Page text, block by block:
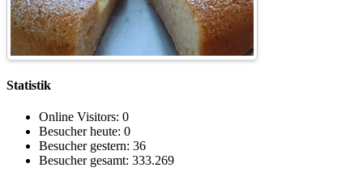
Statistik
Online Visitors: 0
Besucher heute: 0
Besucher gestern: 36
Besucher gesamt: 333.269